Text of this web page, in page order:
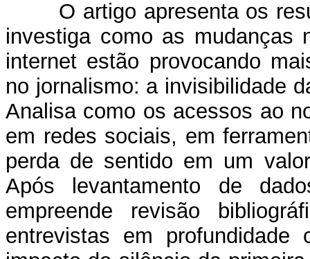
O artigo apresenta os
investiga como as
internet estão provocando
no jornalismo: a invisibilidade
Analisa como os acessos ao
em redes sociais, em
perda de sentido em um
Após levantamento de
empreende revisão
entrevistas em profundidade